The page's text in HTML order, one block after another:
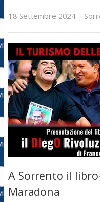
18 Settembre 2024|
A Sorrento il
Maradona